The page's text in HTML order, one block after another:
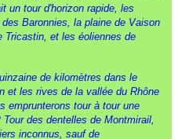
un tour d'horizon rapide, les
Baronnies, la plaine de Vaison
Tricastin, et les éoliennes de
de kilomètres dans le
et les rives de la vallée du Rhône
emprunterons tour à tour une
des dentelles de Montmirail,
inconnus, sauf de